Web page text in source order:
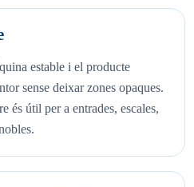
estable i el producte
sense deixar zones opaques.
és útil per a entrades, escales,